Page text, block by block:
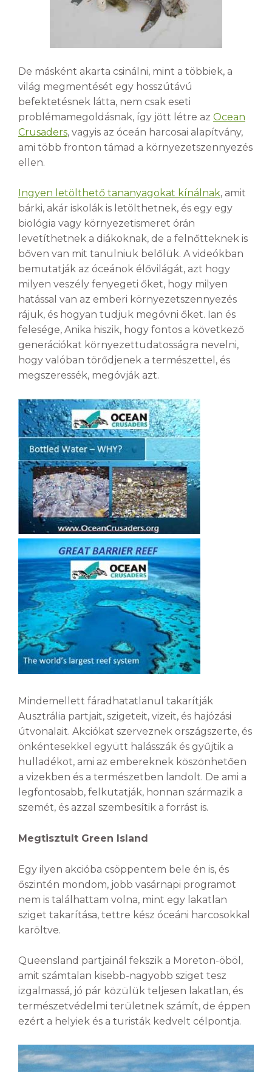
De másként akarta csinálni, mint a többiek, a
világ megmentését egy hosszútávú
befektetésnek látta, nem csak eseti
problémamegoldásnak, így jött létre az Ocean
Crusaders, vagyis az óceán harcosai alapítvány,
ami több fronton támad a környezetszennyezés
ellen.
Ingyen letölthető tananyagokat kínálnak, amit
bárki, akár iskolák is letölthetnek, és egy egy
biológia vagy környezetismeret órán
levetíthetnek a diákoknak, de a felnőtteknek is
bőven van mit tanulniuk belőlük. A videókban
bemutatják az óceánok élővilágát, azt hogy
milyen veszély fenyegeti őket, hogy milyen
hatással van az emberi környezetszennyezés
rájuk, és hogyan tudjuk megóvni őket. Ian és
felesége, Anika hiszik, hogy fontos a következő
generációkat környezettudatosságra nevelni,
hogy valóban törődjenek a természettel, és
megszeressék, megóvják azt.
Mindemellett fáradhatatlanul takarítják
Ausztrália partjait, szigeteit, vizeit, és hajózási
útvonalait. Akciókat szerveznek országszerte, és
önkéntesekkel együtt halásszák és gyűjtik a
hulladékot, ami az embereknek köszönhetően
a vizekben és a természetben landolt. De ami a
legfontosabb, felkutatják, honnan származik a
szemét, és azzal szembesítik a forrást is.
Megtisztult Green Island
Egy ilyen akcióba csöppentem bele én is, és
őszintén mondom, jobb vasárnapi programot
nem is találhattam volna, mint egy lakatlan
sziget takarítása, tettre kész óceáni harcosokkal
karöltve.
Queensland partjainál fekszik a Moreton-öböl,
amit számtalan kisebb-nagyobb sziget tesz
izgalmassá, jó pár közülük teljesen lakatlan, és
természetvédelmi területnek számít, de éppen
ezért a helyiek és a turisták kedvelt célpontja.